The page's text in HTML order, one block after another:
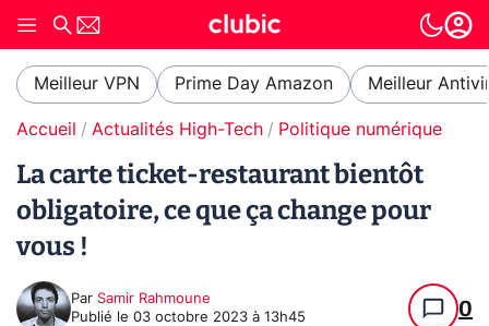
Meilleur VPN Prime Day Amazon Meilleur
Accueil Actualités High-Tech Politique numérique
La carte ticket-restaurant bientôt
obligatoire, ce que ça change pour
vous !
Par Samir Rahmoune
Publié le 03 octobre 2023 à 13h45 0